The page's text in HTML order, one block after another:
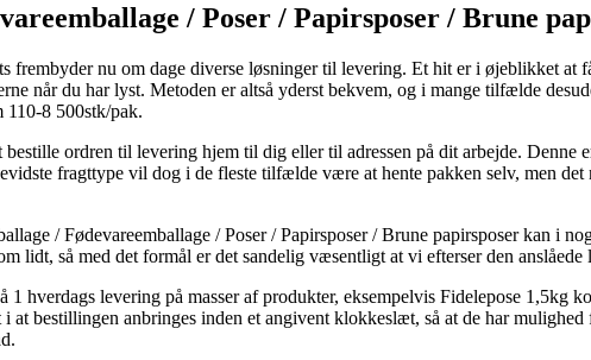
/ Poser / Papirsposer / Brune
frembyder nu om dage diverse løsninger til levering. Et hit er i øjeblikket at
når du har lyst. Metoden er altså yderst bekvem, og i mange tilfælde
110-8 500stk/pak.
bestille ordren til levering hjem til dig eller til adressen på dit arbejde.
fragttype vil dog i de fleste tilfælde være at hente pakken selv, men
/ Fødevareemballage / Poser / Papirsposer / Brune papirsposer kan i
lidt, så med det formål er det sandelig væsentligt at vi efterser den
1 hverdags levering på masser af produkter, eksempelvis Fidelepose 1,5kg
at bestillingen anbringes inden et angivent klokkeslæt, så at de har